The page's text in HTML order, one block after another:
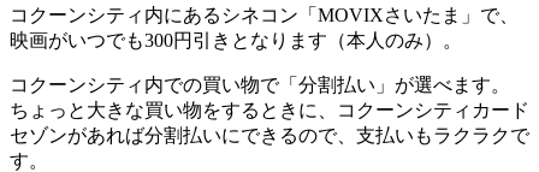
コクーンシティ内にあるシネコン「MOVIXさいたま」で、
映画がいつでも300円引きとなります（本人のみ）。
コクーンシティ内での買い物で「分割払い」が選べます。
ちょっと大きな買い物をするときに、コクーンシティカード
セゾンがあれば分割払いにできるので、支払いもラクラクで
す。